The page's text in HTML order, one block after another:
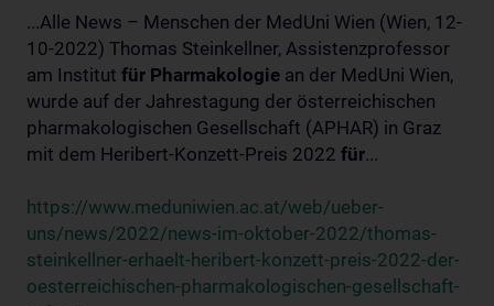
...Alle News – Menschen der MedUni Wien (Wien, 12-
10-2022) Thomas Steinkellner, Assistenzprofessor
am Institut für Pharmakologie an der MedUni Wien,
wurde auf der Jahrestagung der österreichischen
pharmakologischen Gesellschaft (APHAR) in Graz
mit dem Heribert-Konzett-Preis 2022 für...
https://www.meduniwien.ac.at/web/ueber-
uns/news/2022/news-im-oktober-2022/thomas-
steinkellner-erhaelt-heribert-konzett-preis-2022-der-
oesterreichischen-pharmakologischen-gesellschaft-